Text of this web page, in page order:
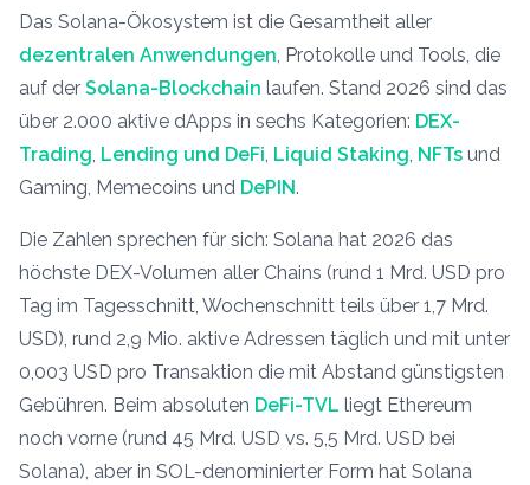
Das Solana-Ökosystem ist die Gesamtheit aller
dezentralen Anwendungen, Protokolle und Tools, die
auf der Solana-Blockchain laufen. Stand 2026 sind das
über 2.000 aktive dApps in sechs Kategorien: DEX-
Trading, Lending und DeFi, Liquid Staking, NFTs und
Gaming, Memecoins und DePIN.
Die Zahlen sprechen für sich: Solana hat 2026 das
höchste DEX-Volumen aller Chains (rund 1 Mrd. USD pro
Tag im Tagesschnitt, Wochenschnitt teils über 1,7 Mrd.
USD), rund 2,9 Mio. aktive Adressen täglich und mit unter
0,003 USD pro Transaktion die mit Abstand günstigsten
Gebühren. Beim absoluten DeFi-TVL liegt Ethereum
noch vorne (rund 45 Mrd. USD vs. 5,5 Mrd. USD bei
Solana), aber in SOL-denominierter Form hat Solana